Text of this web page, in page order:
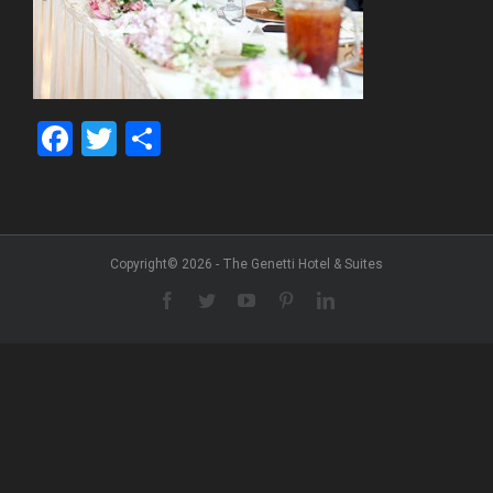
Facebook
Twitter
Copyright© 2026 - The Genetti Hotel & Suites
Facebook
TwitterYouTubePinterestLinkedIn